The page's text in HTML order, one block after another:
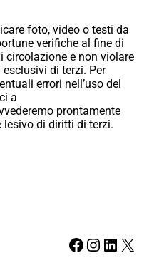
foto, video o testi da
verifiche al fine di
circolazione e non violare
di terzi. Per
errori nell’uso del
a
prontamente
di diritti di terzi.
Facebook Instagram LinkedIn X